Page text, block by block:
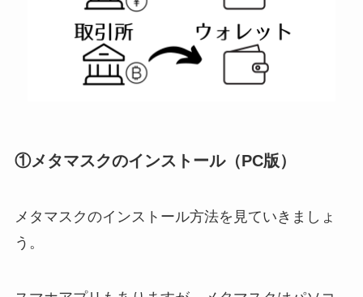
①メタマスクのインストール（PC版）
メタマスクのインストール方法を見ていきましょ
う。